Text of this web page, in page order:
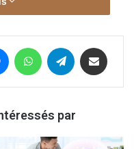
ont obtenus, les effets
éprouvés et leur
par